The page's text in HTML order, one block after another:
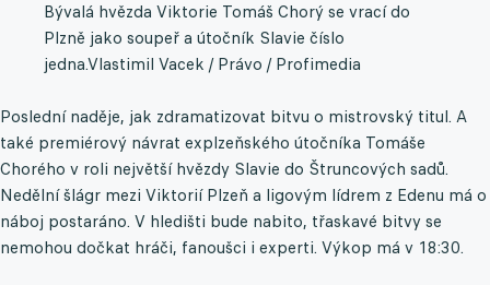
Bývalá hvězda Viktorie Tomáš Chorý se vrací do
Plzně jako soupeř a útočník Slavie číslo
jedna.Vlastimil Vacek / Právo / Profimedia
Poslední naděje, jak zdramatizovat bitvu o mistrovský titul. A
také premiérový návrat explzeňského útočníka Tomáše
Chorého v roli největší hvězdy Slavie do Štruncových sadů.
Nedělní šlágr mezi Viktorií Plzeň a ligovým lídrem z Edenu má o
náboj postaráno. V hledišti bude nabito, třaskavé bitvy se
nemohou dočkat hráči, fanoušci i experti. Výkop má v 18:30.